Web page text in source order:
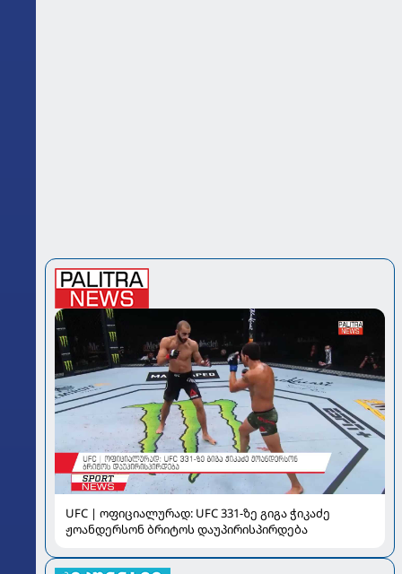
UFC | ოფიციალურად: UFC 331-ზე გიგა ჭიკაძე
ჟოანდერსონ ბრიტოს დაუპირისპირდება